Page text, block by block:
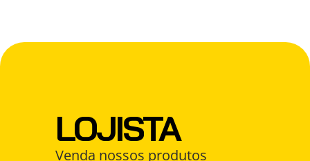
LOJISTA
Venda nossos produtos